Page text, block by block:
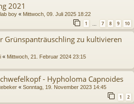
2021
boy « Mittwoch, 09. Juli 2025 18:22
1 … 7 8 9 10
Grünspanträuschling zu kultivieren
« Mittwoch, 21. Februar 2024 23:15
- Hypholoma Capnoides
« Sonntag, 19. November 2023 14:45
1 2